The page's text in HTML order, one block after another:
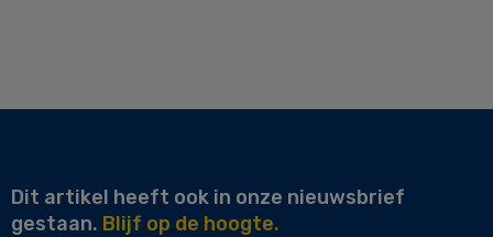
Dit artikel heeft ook in onze nieuwsbrief
gestaan. Blijf op de hoogte.